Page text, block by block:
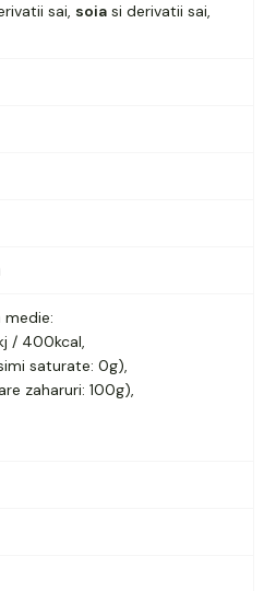
sai, soia si derivatii sai,
/ 400kcal,
saturate: 0g),
zaharuri: 100g),